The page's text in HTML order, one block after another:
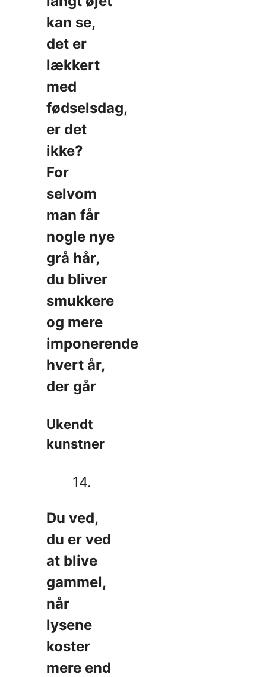
kan se,
det er
lækkert
med
fødselsdag,
er det
ikke?
For
selvom
man får
nogle nye
grå hår,
du bliver
smukkere
og mere
imponerende
hvert år,
der går
Ukendt
kunstner
14.
Du ved,
du er ved
at blive
gammel,
når
lysene
koster
mere end